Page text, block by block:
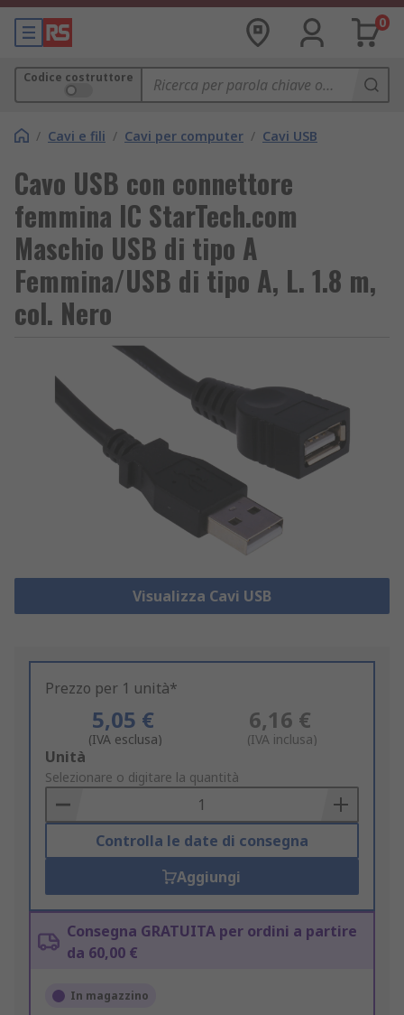
0
Codice costruttore
/ Cavi e fili / Cavi per computer / Cavi USB
Cavo USB con connettore
femmina IC StarTech.com
Maschio USB di tipo A
Femmina/USB di tipo A, L. 1.8 m,
col. Nero
Visualizza Cavi USB
Prezzo per 1 unità*
5,05 €
(IVA esclusa)
6,16 €
(IVA inclusa)
Add
to
Basket
Unità
Selezionare o digitare la quantità
Controlla le date di consegna
Aggiungi
Consegna GRATUITA per ordini a partire
da 60,00 €
In magazzino